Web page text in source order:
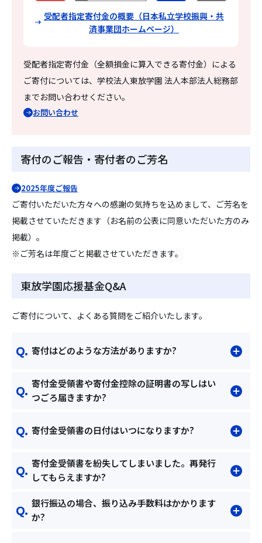
受配者指定寄付金の概要（日本私立学校振興・共
済事業団ホームページ）
受配者指定寄付金（全額損金に算入できる寄付金）による
ご寄付については、学校法人東放学園 法人本部法人総務部
までお問い合わせください。
お問い合わせ
寄付のご報告・寄付者のご芳名
2025年度ご報告
ご寄付いただいた方々への感謝の気持ちを込めまして、ご芳名を
掲載させていただきます（お名前の公表に同意いただいた方のみ
掲載）。
※ご芳名は年度ごと掲載させていただきます。
東放学園応援基金Q&A
ご寄付について、よくある質問をご紹介いたします。
寄付はどのような方法がありますか?
寄付金受領書や寄付金控除の証明書の写しはい
つごろ届きますか?
寄付金受領書の日付はいつになりますか?
寄付金受領書を紛失してしまいました。再発行
してもらえますか?
銀行振込の場合、振り込み手数料はかかります
か?